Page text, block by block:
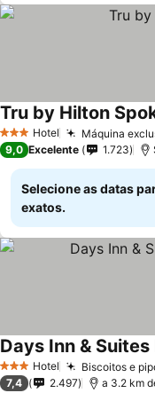
3 EstrelasHotel Máquina
Tru by Hilton
9,0 Excelente 1.723
Selecione as datas
exatos.
3 EstrelasHotel Biscoitos e
Days Inn &
7,4 2.497 a 3.2 km